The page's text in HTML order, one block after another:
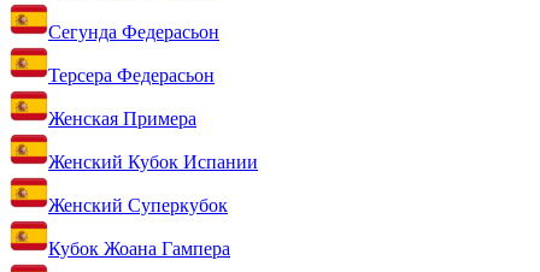
Сегунда Федерасьон
Терсера Федерасьон
Женская Примера
Женский Кубок Испании
Женский Суперкубок
Кубок Жоана Гампера